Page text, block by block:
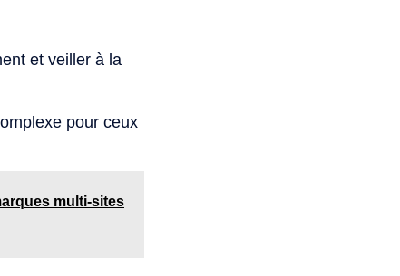
et veiller à la
pour ceux
multi-sites